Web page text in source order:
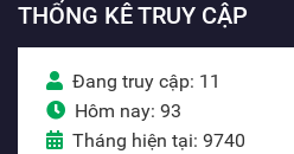
THỐNG KÊ TRUY CẬP
Đang truy cập: 11
Hôm nay: 93
Tháng hiện tại: 9740